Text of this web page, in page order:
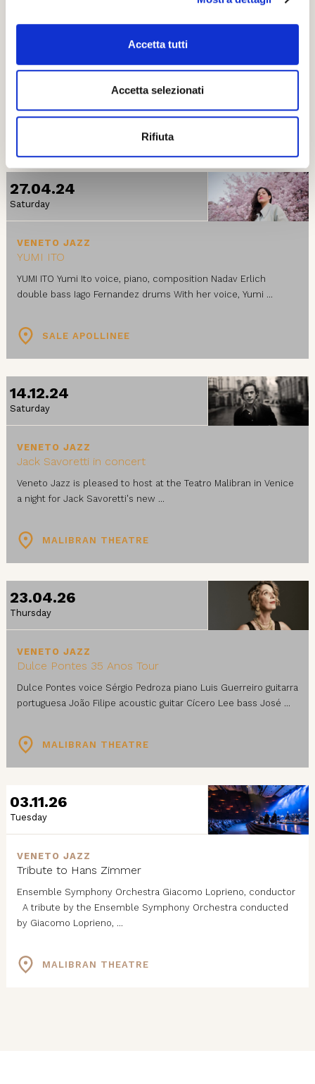
Accetta tutti
Accetta selezionati
Rifiuta
VENETO JAZZ
Adrien Brandeis Quartet
double bass Andy Berald-Catelo drums Abraham Mansfarroll
percussion Adrien Brandeis, ...
27.04.24
Saturday
VENETO JAZZ
YUMI ITO
YUMI ITO Yumi Ito voice, piano, composition Nadav Erlich
double bass Iago Fernandez drums With her voice, Yumi ...
SALE APOLLINEE
14.12.24
Saturday
VENETO JAZZ
Jack Savoretti in concert
Veneto Jazz is pleased to host at the Teatro Malibran in Venice
a night for Jack Savoretti's new ...
MALIBRAN THEATRE
23.04.26
Thursday
VENETO JAZZ
Dulce Pontes 35 Anos Tour
Dulce Pontes voice Sérgio Pedroza piano Luis Guerreiro guitarra
portuguesa João Filipe acoustic guitar Cícero Lee bass José ...
MALIBRAN THEATRE
03.11.26
Tuesday
VENETO JAZZ
Tribute to Hans Zimmer
Ensemble Symphony Orchestra Giacomo Loprieno, conductor
A tribute by the Ensemble Symphony Orchestra conducted
by Giacomo Loprieno, ...
MALIBRAN THEATRE